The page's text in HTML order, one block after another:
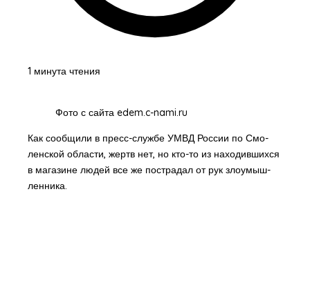
1 минута чтения
Фото с сайта edem.c-nami.ru
Как со­об­щи­ли в пресс-служ­бе УМВД Рос­сии по Смо­
лен­ской об­ла­сти, жертв нет, но кто-то из на­хо­див­ших­ся
в ма­га­зи­не лю­дей все же по­стра­дал от рук зло­умыш­
лен­ни­ка.